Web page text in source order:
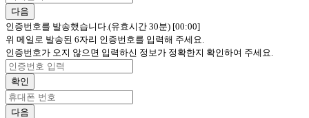
다음
인증번호를 발송했습니다.(유효시간 30분) [00:00]
위 메일로 발송된 6자리 인증번호를 입력해 주세요.
인증번호가 오지 않으면 입력하신 정보가 정확한지 확인하여 주세요.
확인
다음